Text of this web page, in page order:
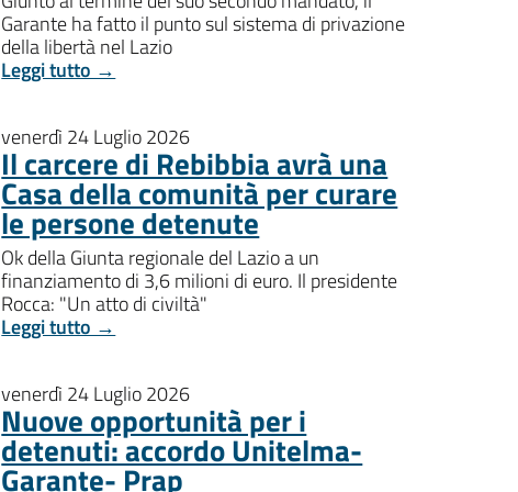
Garante ha fatto il punto sul sistema di privazione
della libertà nel Lazio
Leggi tutto →
venerdì 24 Luglio 2026
Il carcere di Rebibbia avrà una
Casa della comunità per curare
le persone detenute
Ok della Giunta regionale del Lazio a un
finanziamento di 3,6 milioni di euro. Il presidente
Rocca: "Un atto di civiltà"
Leggi tutto →
venerdì 24 Luglio 2026
Nuove opportunità per i
detenuti: accordo Unitelma-
Garante- Prap